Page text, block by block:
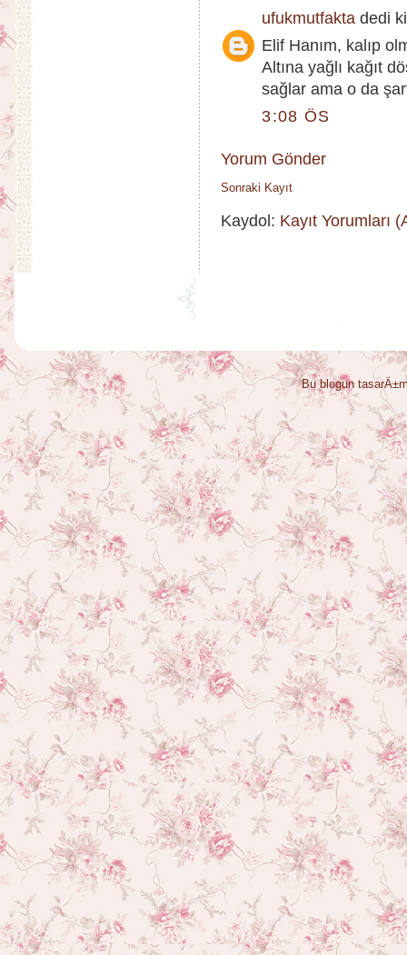
ufukmutfakta dedi
Elif Hanım, kalıp
Altına yağlı kağıt
sağlar ama o da
3:08 ÖS
Yorum Gönder
Sonraki Kayıt
Kaydol: Kayıt Yorumları
Bu blogun